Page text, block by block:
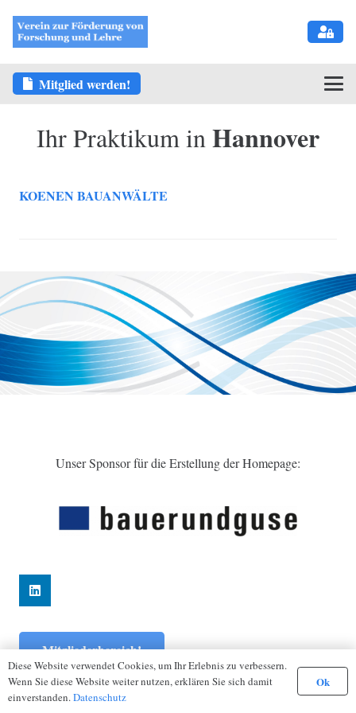
Mitglied werden!
Ihr Praktikum inHannover
KOENEN BAUANWÄLTE
Unser Sponsor für die Erstellung der Homepage:
Mitgliederbereich!
Impressum|Datenschutz
Diese Website verwendet Cookies, um Ihr Erlebnis zu verbessern.
Wenn Sie diese Website weiter nutzen, erklären Sie sich damit
einverstanden.Datenschutz
Ok